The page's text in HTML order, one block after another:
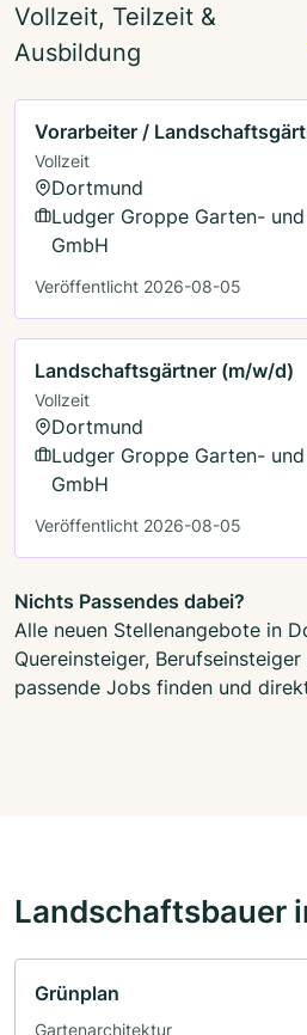
Vollzeit, Teilzeit &
Ausbildung
Vorarbeiter /
Vollzeit
Dortmund
Ludger Groppe Garten-
GmbH
Veröffentlicht 2026-08-05
Landschaftsgärtner (m/w/d)
Vollzeit
Dortmund
Ludger Groppe Garten-
GmbH
Veröffentlicht 2026-08-05
Nichts Passendes dabei?
Alle neuen Stellenangebote in
Quereinsteiger,
passende Jobs finden und
Landschaftsbauer
Grünplan
Gartenarchitektur